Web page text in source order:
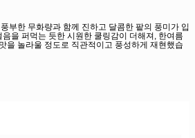
부한 무화량과 함께 진하고 달콤한 팥의 풍미가 입
을 퍼먹는 듯한 시원한 쿨링감이 더해져, 한여름
을 놀라울 정도로 직관적이고 풍성하게 재현했습